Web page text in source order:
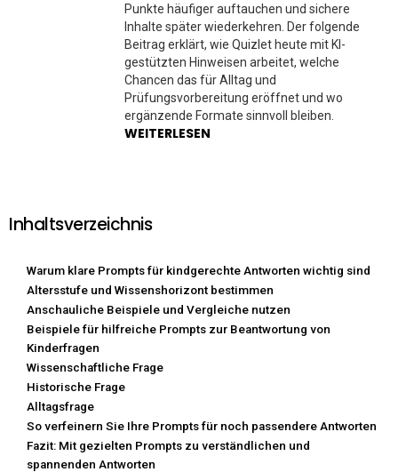
Punkte häufiger auftauchen und sichere
Inhalte später wiederkehren. Der folgende
Beitrag erklärt, wie Quizlet heute mit KI-
gestützten Hinweisen arbeitet, welche
Chancen das für Alltag und
Prüfungsvorbereitung eröffnet und wo
ergänzende Formate sinnvoll bleiben.
WEITERLESEN
Inhaltsverzeichnis
Warum klare Prompts für kindgerechte Antworten wichtig sind
Altersstufe und Wissenshorizont bestimmen
Anschauliche Beispiele und Vergleiche nutzen
Beispiele für hilfreiche Prompts zur Beantwortung von
Kinderfragen
Wissenschaftliche Frage
Historische Frage
Alltagsfrage
So verfeinern Sie Ihre Prompts für noch passendere Antworten
Fazit: Mit gezielten Prompts zu verständlichen und
spannenden Antworten